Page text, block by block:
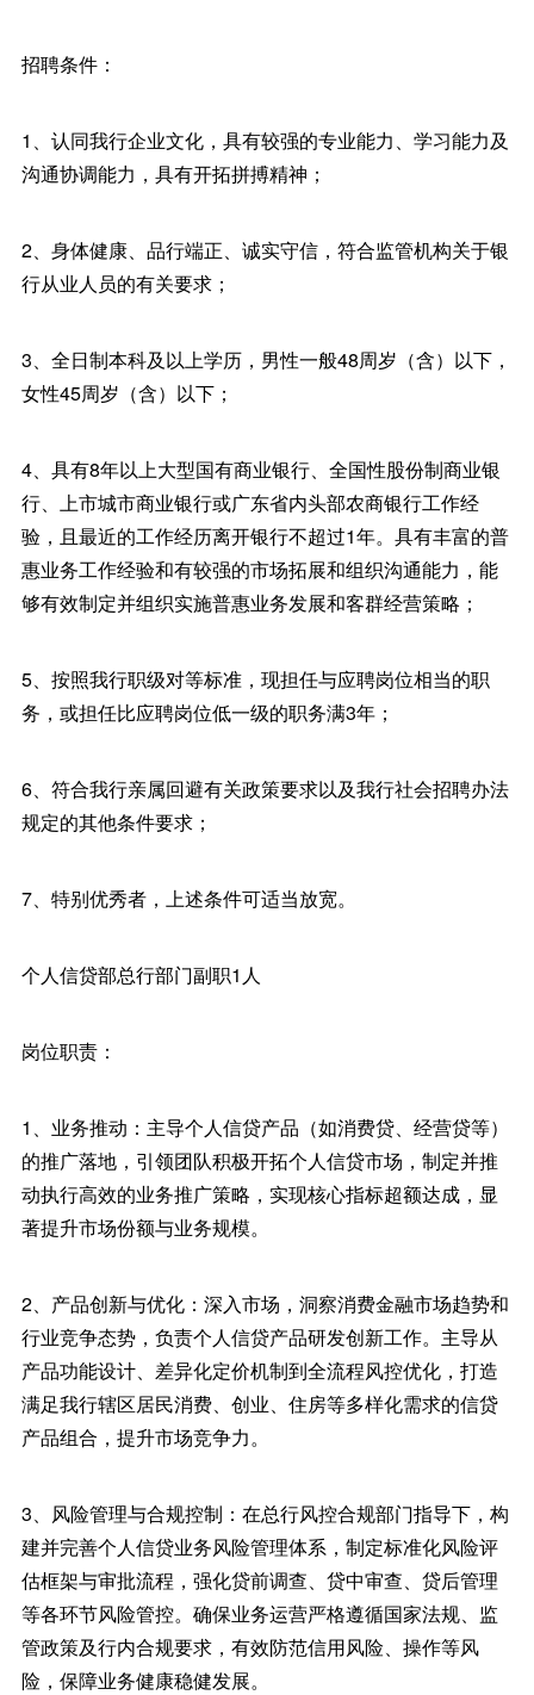
招聘条件：
1、认同我行企业文化，具有较强的专业能力、学习能力及
沟通协调能力，具有开拓拼搏精神；
2、身体健康、品行端正、诚实守信，符合监管机构关于银
行从业人员的有关要求；
3、全日制本科及以上学历，男性一般48周岁（含）以下，
女性45周岁（含）以下；
4、具有8年以上大型国有商业银行、全国性股份制商业银
行、上市城市商业银行或广东省内头部农商银行工作经
验，且最近的工作经历离开银行不超过1年。具有丰富的普
惠业务工作经验和有较强的市场拓展和组织沟通能力，能
够有效制定并组织实施普惠业务发展和客群经营策略；
5、按照我行职级对等标准，现担任与应聘岗位相当的职
务，或担任比应聘岗位低一级的职务满3年；
6、符合我行亲属回避有关政策要求以及我行社会招聘办法
规定的其他条件要求；
7、特别优秀者，上述条件可适当放宽。
个人信贷部总行部门副职1人
岗位职责：
1、业务推动：主导个人信贷产品（如消费贷、经营贷等）
的推广落地，引领团队积极开拓个人信贷市场，制定并推
动执行高效的业务推广策略，实现核心指标超额达成，显
著提升市场份额与业务规模。
2、产品创新与优化：深入市场，洞察消费金融市场趋势和
行业竞争态势，负责个人信贷产品研发创新工作。主导从
产品功能设计、差异化定价机制到全流程风控优化，打造
满足我行辖区居民消费、创业、住房等多样化需求的信贷
产品组合，提升市场竞争力。
3、风险管理与合规控制：在总行风控合规部门指导下，构
建并完善个人信贷业务风险管理体系，制定标准化风险评
估框架与审批流程，强化贷前调查、贷中审查、贷后管理
等各环节风险管控。确保业务运营严格遵循国家法规、监
管政策及行内合规要求，有效防范信用风险、操作等风
险，保障业务健康稳健发展。